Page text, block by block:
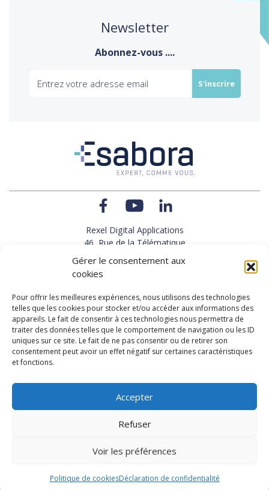
Gérer le consentement aux
cookies
Pour offrir les meilleures expériences, nous utilisons des technologies
telles que les cookies pour stocker et/ou accéder aux informations des
appareils. Le fait de consentir à ces technologies nous permettra de
traiter des données telles que le comportement de navigation ou les ID
uniques sur ce site. Le fait de ne pas consentir ou de retirer son
consentement peut avoir un effet négatif sur certaines caractéristiques
et fonctions.
Accepter
Refuser
Voir les préférences
Politique de cookiesDéclaration de confidentialité
Newsletter
Abonnez-vous ....
Rexel Digital Applications
46, Rue de la Télématique
Le Polygone 42000 SAINT-ETIENNE
TEL : 33(0)4 77 92 28 60
FAX : 33(0)4 77 92 28 61
SUPPORT : 33(0)4 69 68 82 10
NOUS CONTACTER
Politique de protection des données personnelles
Conditions générales de vente-Recrutement